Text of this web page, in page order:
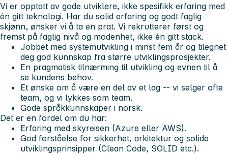
Vi er opptatt av gode utviklere, ikke spesifikk erfaring med
én gitt teknologi. Har du solid erfaring og godt faglig
skjønn, ønsker vi å ta en prat. Vi rekrutterer først og
fremst på faglig nivå og modenhet, ikke én gitt stack.
Jobbet med systemutvikling i minst fem år og tilegnet
deg god kunnskap fra større utviklingsprosjekter.
En pragmatisk tilnærming til utvikling og evnen til å
se kundens behov.
Et ønske om å være en del av et lag -- vi selger ofte
team, og vi lykkes som team.
Gode språkkunnskaper i norsk.
Det er en fordel om du har:
Erfaring med skyreisen (Azure eller AWS).
God forståelse for sikkerhet, arkitektur og solide
utviklingsprinsipper (Clean Code, SOLID etc.).